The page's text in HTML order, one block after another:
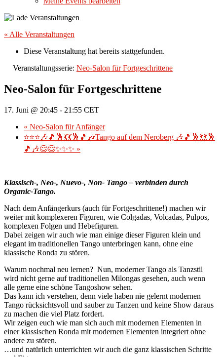
« Alle Veranstaltungen
Diese Veranstaltung hat bereits stattgefunden.
Veranstaltungsserie: Neo-Salon für Fortgeschrittene
Neo-Salon für Fortgeschrittene
17. Juni @ 20:45 - 21:55 CET
« Neo-Salon für Anfänger
⭐⭐⭐🎶🎵🕺💃💃🕺🎵🎶Tango auf dem Neroberg 🎶🎵🕺💃💃🕺
🎵🎶😊😊✨✨✨ »
Klassisch-, Neo-, Nuevo-, Non- Tango – verbinden durch
Organic-Tango.
Nach dem Anfängerkurs (auch für Fortgeschrittene!) machen wir
weiter mit komplexeren Figuren, wie Colgadas, Volcadas, Pulpos,
komplexen Folgen und Hebefiguren.
Dabei zeigen wir auch wie man einige dieser Figuren klein und
elegant im traditionellen Tango unterbringen kann, ohne eine
klassische Ronda zu stören.
Warum nochmal neu lernen? Nun, moderner Tango als Tanzstil
wird nicht gerne auf traditionellen Milongas gesehen, auch wenn
alle gerne eine schöne Tangoshow sehen.
Das kann ich verstehen, denn viele haben nie gelernt modernen
Tango rücksichtsvoll und sauber zu Tanzen und keine Show daraus
zu machen die viel Platz fordert.
Wir zeigen euch wie man sich auch mit modernen Elementen in
einer klassischen Ronda mit modernen Elementen integriert ohne
andere zu stören.
…und natürlich unterrichten wir auch die ganz klassischen Schritte